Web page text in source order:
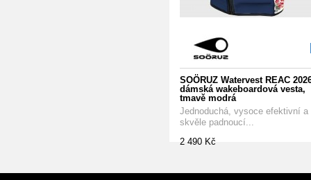
SOÖRUZ Watervest REAC
dámská wakeboardová vesta,
tmavě modrá
Jednoduchá, vysoce efektivní a
skvěle padnoucí...
2 490 Kč